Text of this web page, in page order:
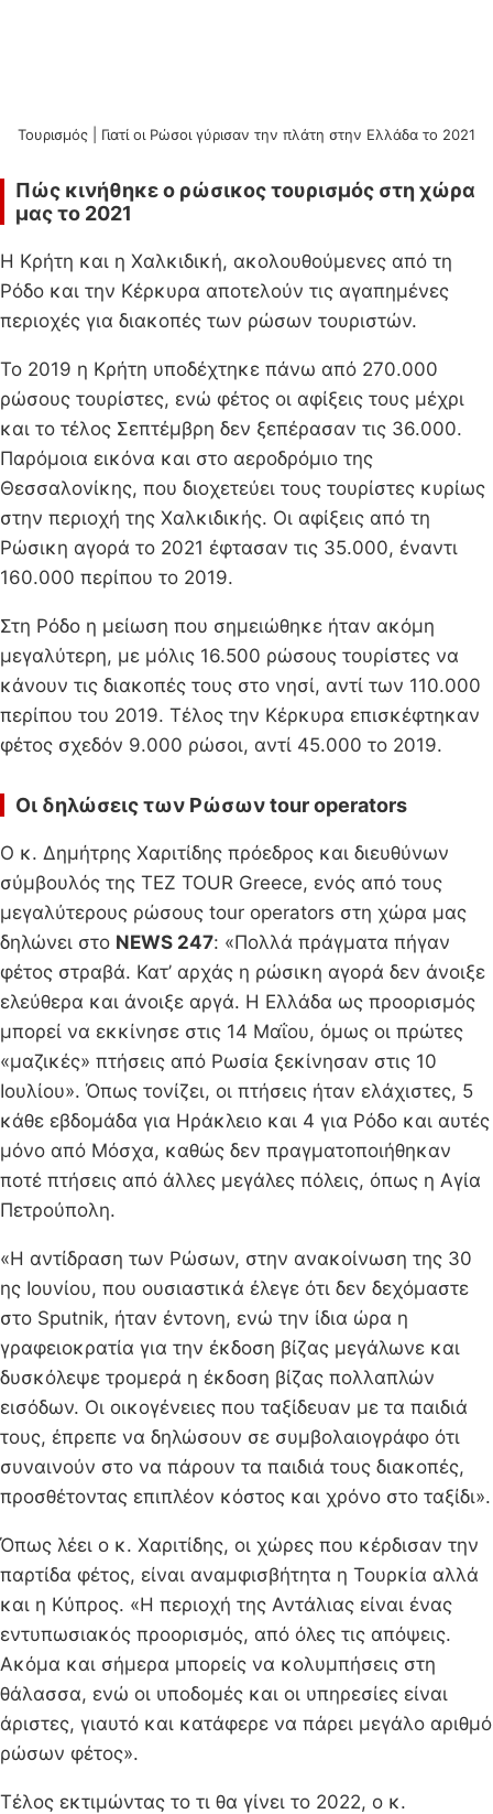
Τουρισμός | Γιατί οι Ρώσοι γύρισαν την πλάτη στην Ελλάδα το 2021
Πώς κινήθηκε ο ρώσικος τουρισμός στη χώρα
μας το 2021
Η Κρήτη και η Χαλκιδική, ακολουθούμενες από τη
Ρόδο και την Κέρκυρα αποτελούν τις αγαπημένες
περιοχές για διακοπές των ρώσων τουριστών.
Το 2019 η Κρήτη υποδέχτηκε πάνω από 270.000
ρώσους τουρίστες, ενώ φέτος οι αφίξεις τους μέχρι
και το τέλος Σεπτέμβρη δεν ξεπέρασαν τις 36.000.
Παρόμοια εικόνα και στο αεροδρόμιο της
Θεσσαλονίκης, που διοχετεύει τους τουρίστες κυρίως
στην περιοχή της Χαλκιδικής. Οι αφίξεις από τη
Ρώσικη αγορά το 2021 έφτασαν τις 35.000, έναντι
160.000 περίπου το 2019.
Στη Ρόδο η μείωση που σημειώθηκε ήταν ακόμη
μεγαλύτερη, με μόλις 16.500 ρώσους τουρίστες να
κάνουν τις διακοπές τους στο νησί, αντί των 110.000
περίπου του 2019. Τέλος την Κέρκυρα επισκέφτηκαν
φέτος σχεδόν 9.000 ρώσοι, αντί 45.000 το 2019.
Οι δηλώσεις των Ρώσων tour operators
Ο κ. Δημήτρης Χαριτίδης πρόεδρος και διευθύνων
σύμβουλός της TEZ TOUR Greece, ενός από τους
μεγαλύτερους ρώσους tour operators στη χώρα μας
δηλώνει στο NEWS 247: «Πολλά πράγματα πήγαν
φέτος στραβά. Κατ’ αρχάς η ρώσικη αγορά δεν άνοιξε
ελεύθερα και άνοιξε αργά. Η Ελλάδα ως προορισμός
μπορεί να εκκίνησε στις 14 Μαΐου, όμως οι πρώτες
«μαζικές» πτήσεις από Ρωσία ξεκίνησαν στις 10
Ιουλίου». Όπως τονίζει, οι πτήσεις ήταν ελάχιστες, 5
κάθε εβδομάδα για Ηράκλειο και 4 για Ρόδο και αυτές
μόνο από Μόσχα, καθώς δεν πραγματοποιήθηκαν
ποτέ πτήσεις από άλλες μεγάλες πόλεις, όπως η Αγία
Πετρούπολη.
«Η αντίδραση των Ρώσων, στην ανακοίνωση της 30
ης Ιουνίου, που ουσιαστικά έλεγε ότι δεν δεχόμαστε
στο Sputnik, ήταν έντονη, ενώ την ίδια ώρα η
γραφειοκρατία για την έκδοση βίζας μεγάλωνε και
δυσκόλεψε τρομερά η έκδοση βίζας πολλαπλών
εισόδων. Οι οικογένειες που ταξίδευαν με τα παιδιά
τους, έπρεπε να δηλώσουν σε συμβολαιογράφο ότι
συναινούν στο να πάρουν τα παιδιά τους διακοπές,
προσθέτοντας επιπλέον κόστος και χρόνο στο ταξίδι».
Όπως λέει ο κ. Χαριτίδης, οι χώρες που κέρδισαν την
παρτίδα φέτος, είναι αναμφισβήτητα η Τουρκία αλλά
και η Κύπρος. «Η περιοχή της Αντάλιας είναι ένας
εντυπωσιακός προορισμός, από όλες τις απόψεις.
Ακόμα και σήμερα μπορείς να κολυμπήσεις στη
θάλασσα, ενώ οι υποδομές και οι υπηρεσίες είναι
άριστες, γιαυτό και κατάφερε να πάρει μεγάλο αριθμό
ρώσων φέτος».
Τέλος εκτιμώντας το τι θα γίνει το 2022, ο κ.